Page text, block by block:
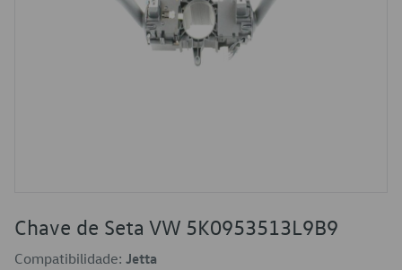
Chave de Seta VW 5K0953513L9B9
Compatibilidade: Jetta